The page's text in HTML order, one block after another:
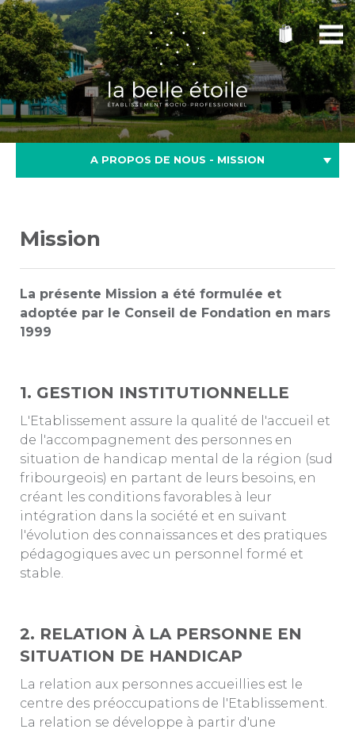
A PROPOS DE NOUS - MISSION
Mission
La présente Mission a été formulée et
adoptée par le Conseil de Fondation en mars
1999
1. GESTION INSTITUTIONNELLE
L'Etablissement assure la qualité de l'accueil et
de l'accompagnement des personnes en
situation de handicap mental de la région (sud
fribourgeois) en partant de leurs besoins, en
créant les conditions favorables à leur
intégration dans la société et en suivant
l'évolution des connaissances et des pratiques
pédagogiques avec un personnel formé et
stable.
2. RELATION À LA PERSONNE EN
SITUATION DE HANDICAP
La relation aux personnes accueillies est le
centre des préoccupations de l'Etablissement.
La relation se développe à partir d'une